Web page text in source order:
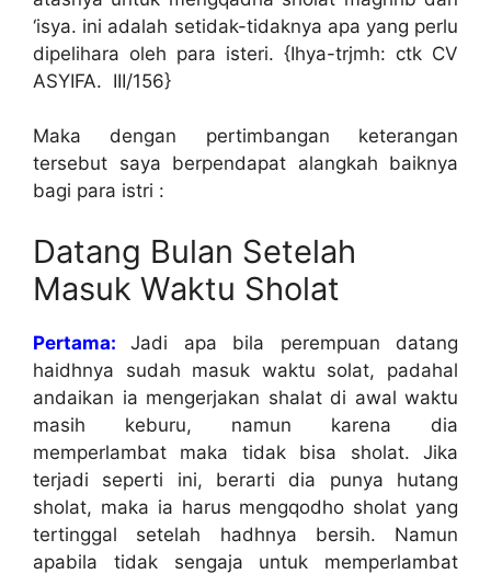
‘isya. ini adalah setidak-tidaknya apa yang perlu
dipelihara oleh para isteri. {Ihya-trjmh: ctk CV
ASYIFA. III/156}
Maka dengan pertimbangan keterangan
tersebut saya berpendapat alangkah baiknya
bagi para istri :
Datang Bulan Setelah
Masuk Waktu Sholat
Pertama:Jadi apa bila perempuan datang
haidhnya sudah masuk waktu solat, padahal
andaikan ia mengerjakan shalat di awal waktu
masih keburu, namun karena dia
memperlambat maka tidak bisa sholat. Jika
terjadi seperti ini, berarti dia punya hutang
sholat, maka ia harus mengqodho sholat yang
tertinggal setelah hadhnya bersih. Namun
apabila tidak sengaja untuk memperlambat